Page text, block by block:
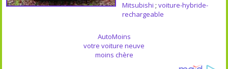
Mitsubishi ; voiture-hybride-
rechargeable
AutoMoins
votre voiture neuve
moins chère